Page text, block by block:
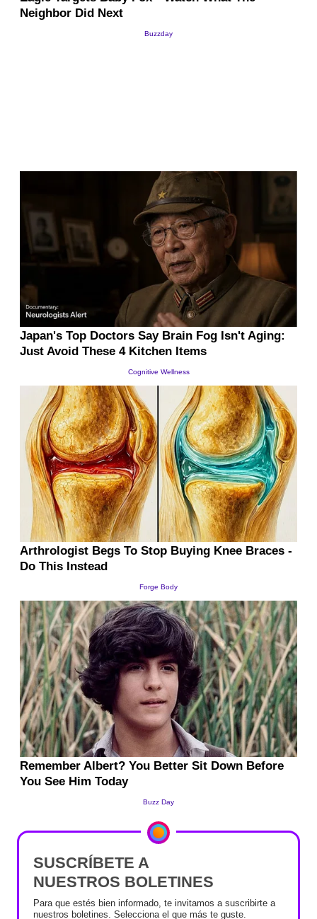
SUSCRÍBETE A
NUESTROS BOLETINES
Para que estés bien informado, te invitamos a suscribirte a
nuestros boletines. Selecciona el que más te guste.